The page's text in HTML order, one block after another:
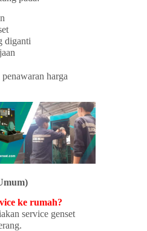
diganti
harga
ke rumah?
service genset